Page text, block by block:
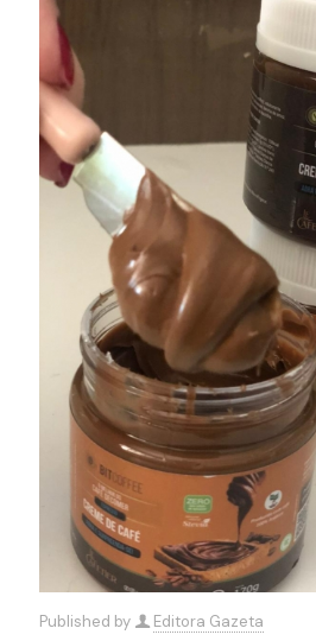
Published by
Editora Gazeta